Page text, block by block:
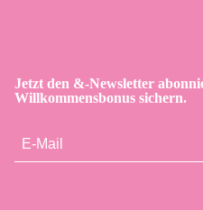
Jetzt den &-Newsletter
Willkommensbonus sichern.